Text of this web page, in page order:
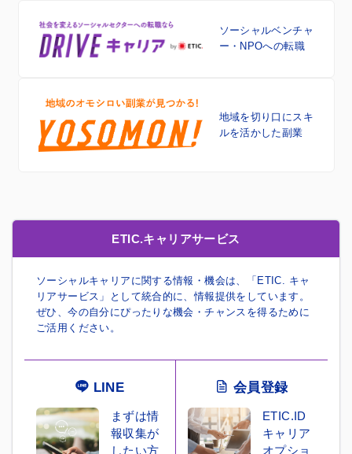
ソーシャルベンチャ
ー・NPOへの転職
地域を切り口に スキ
ルを活かした副業
ETIC.キャリアサービス
ソーシャルキャリアに関する情報・機会は、「ETIC. キャ
リアサービス」として統合的に、情報提供をしています。
ぜひ、今の自分にぴったりな機会・チャンスを得るために
ご活用ください。
LINE
まずは情
報収集が
したい方
会員登録
ETIC.ID
キャリア
オプショ